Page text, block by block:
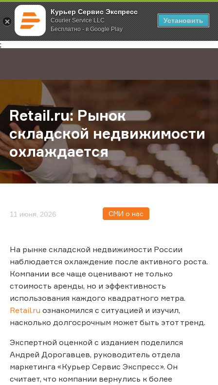
Курьер Сервис Экспресс
Courier Service LLC
Бесплатно - в Google Play
Установить
;
Главная О компании Новости Retail.ru: Рынок складской
Retail.ru: Рынок
складской недвижимости
охлаждается
11 июня, 2026 СМИ о нас
На рынке складской недвижимости России
наблюдается охлаждение после активного роста.
Компании все чаще оценивают не только
стоимость аренды, но и эффективность
использования каждого квадратного метра.
Retail.ru ознакомился с ситуацией и изучил,
насколько долгосрочным может быть этот тренд.
Экспертной оценкой с изданием поделился
Андрей Дорогавцев, руководитель отдела
маркетинга «Курьер Сервис Экспресс». Он
считает, что компании вернулись к более